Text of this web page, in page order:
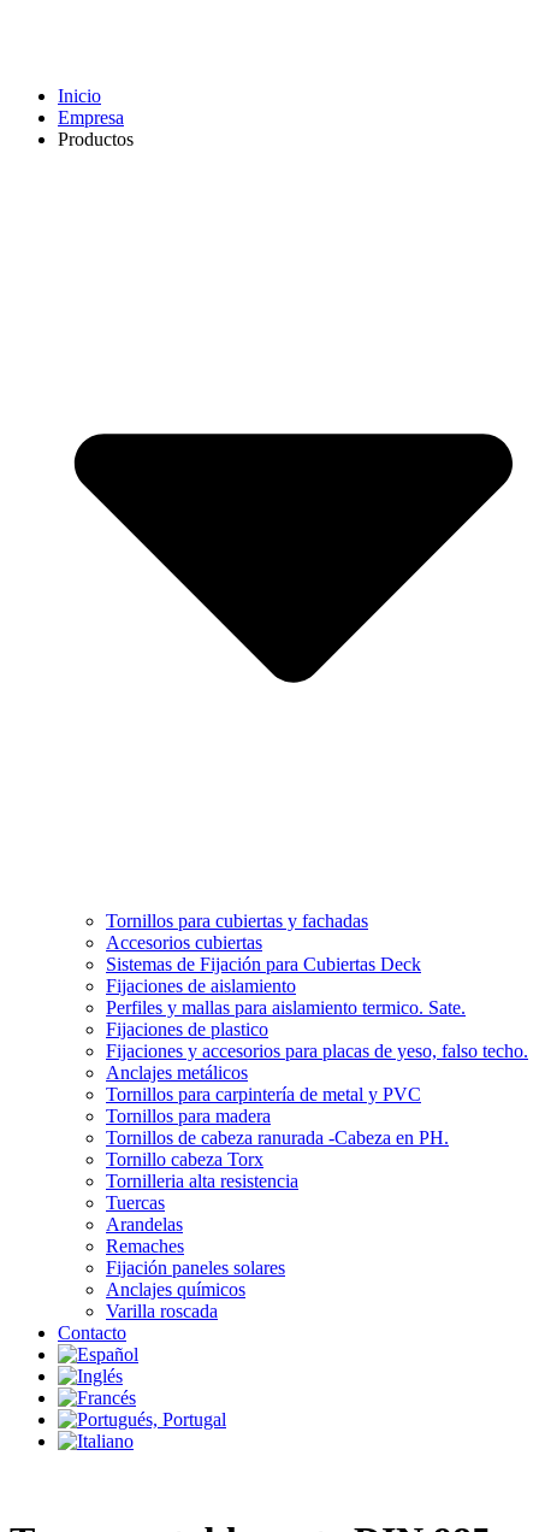
Inicio
Empresa
Productos
Tornillos para cubiertas y fachadas
Accesorios cubiertas
Sistemas de Fijación para Cubiertas Deck
Fijaciones de aislamiento
Perfiles y mallas para aislamiento termico. Sate.
Fijaciones de plastico
Fijaciones y accesorios para placas de yeso, falso techo.
Anclajes metálicos
Tornillos para carpintería de metal y PVC
Tornillos para madera
Tornillos de cabeza ranurada -Cabeza en PH.
Tornillo cabeza Torx
Tornilleria alta resistencia
Tuercas
Arandelas
Remaches
Fijación paneles solares
Anclajes químicos
Varilla roscada
Contacto